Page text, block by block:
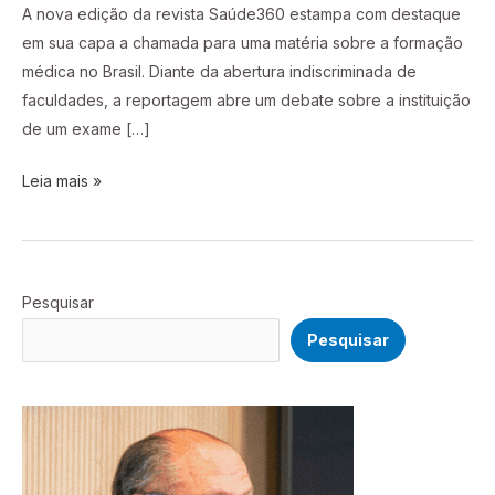
A nova edição da revista Saúde360 estampa com destaque
em sua capa a chamada para uma matéria sobre a formação
médica no Brasil. Diante da abertura indiscriminada de
faculdades, a reportagem abre um debate sobre a instituição
de um exame […]
Leia mais »
Pesquisar
Pesquisar